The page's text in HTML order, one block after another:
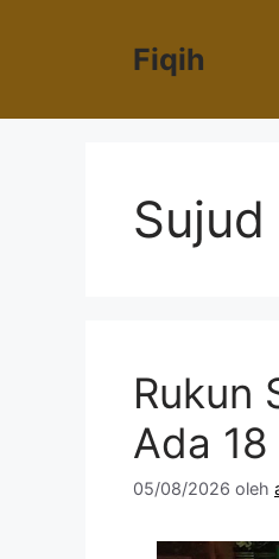
Fiqih
Sujud
Rukun
Ada 18
05/08/2026 oleh